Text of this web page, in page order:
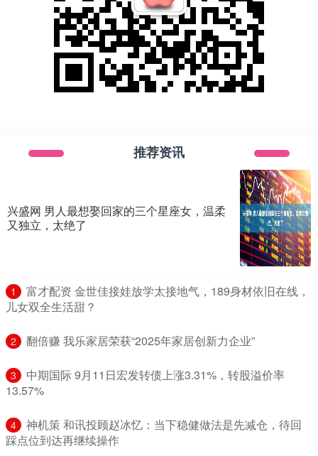
推荐资讯
兴盛网 男人最想娶回家的三个星座女，温柔
又独立，太绝了
1
​富才配资 金世佳接娃放学太接地气，189身材依旧在线，
儿女双全生活甜？
2 ​翻倍赚 我乐家居荣获“2025年家居创新力企业”
3
​中期国际 9月11日宏发转债上涨3.31%，转股溢价率
13.57%
4
​神机策 和讯投顾赵冰忆：当下稳健做法是先减仓，待回
踩点位到达再继续操作